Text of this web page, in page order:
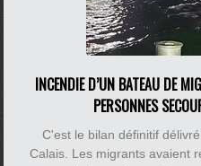
INCENDIE D’UN BATEAU DE
PERSONNES
C'est le bilan définitif
Calais. Les migrants avaient